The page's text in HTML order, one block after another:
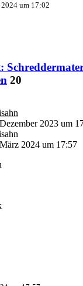
um 17:02
20
2023 um
2024 um 17:57